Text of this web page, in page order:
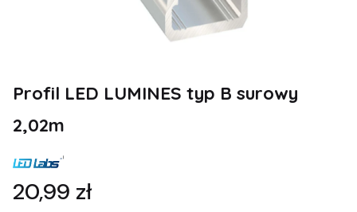
Profil LED LUMINES typ B surowy
2,02m
Cena
20,99 zł